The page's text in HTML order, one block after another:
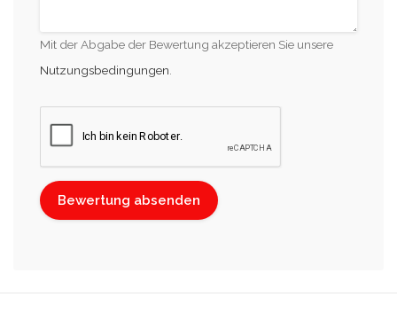
Mit der Abgabe der Bewertung akzeptieren Sie unsere
Nutzungsbedingungen